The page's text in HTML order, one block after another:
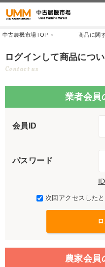
中古農機市場TOP 商品に関
ログインして商品につ
Contact us
業者会員
会員ID
パスワード
次回アクセスした
農家会員